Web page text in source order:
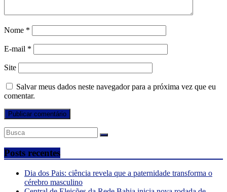
Nome *
E-mail *
Site
Salvar meus dados neste navegador para a próxima vez que eu
comentar.
Posts recentes
Dia dos Pais: ciência revela que a paternidade transforma o
cérebro masculino